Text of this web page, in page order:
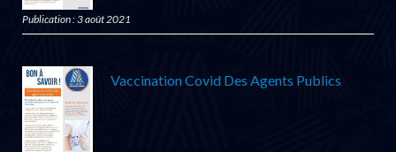
Publication : 3 août 2021
Vaccination Covid Des Agents Publics